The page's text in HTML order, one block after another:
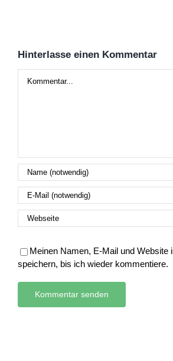
Hinterlasse einen Kommentar
Meinen Namen, E-Mail und Website
speichern, bis ich wieder kommentiere.